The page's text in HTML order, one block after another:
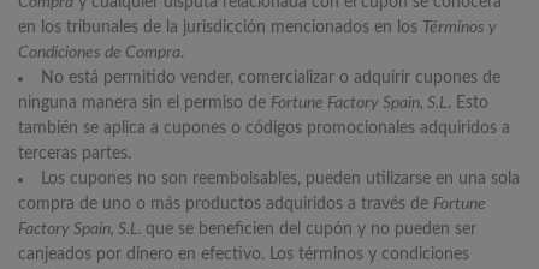
en los tribunales de la jurisdicción mencionados en los Términos y
Condiciones de Compra.
No está permitido vender, comercializar o adquirir cupones de
ninguna manera sin el permiso de Fortune Factory Spain, S.L. Esto
también se aplica a cupones o códigos promocionales adquiridos a
terceras partes.
Los cupones no son reembolsables, pueden utilizarse en una sola
compra de uno o más productos adquiridos a través de Fortune
Factory Spain, S.L. que se beneficien del cupón y no pueden ser
canjeados por dinero en efectivo. Los términos y condiciones